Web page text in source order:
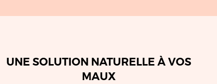
UNE SOLUTION NATURELLE À VOS
MAUX